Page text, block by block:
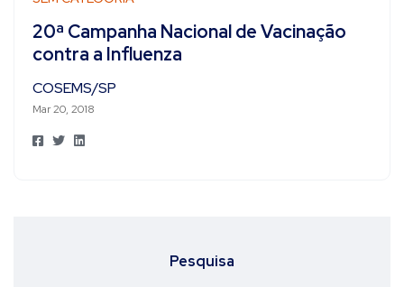
20ª Campanha Nacional de Vacinação
contra a Influenza
COSEMS/SP
Mar 20, 2018
Pesquisa